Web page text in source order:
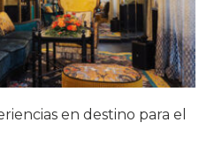
en destino para el